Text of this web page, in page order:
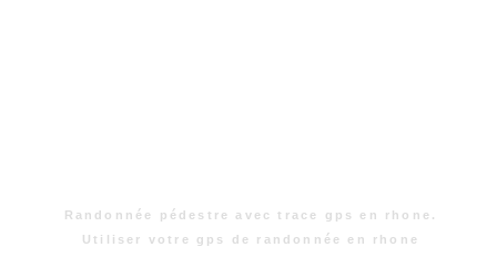
Randonnée pédestre avec trace gps en rhone.
Utiliser votre gps de randonnée en rhone